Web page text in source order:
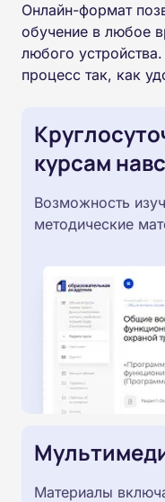
Онлайн-формат
обучение в любое
любого
процесс так, как
курсам
Возможность
методические
Материалы